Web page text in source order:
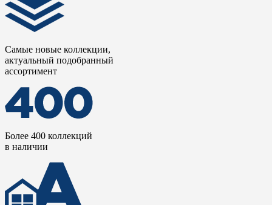
Самые новые коллекции,
актуальный подобранный
ассортимент
Более 400 коллекций
в наличии